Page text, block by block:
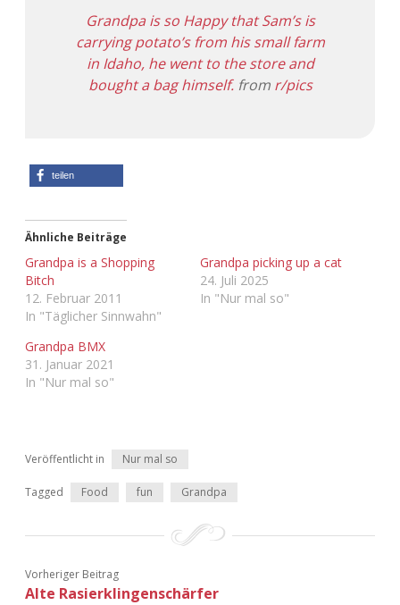
Täglicher Sinnwahn
Visuelles
Adventskalender 2012
Adventskalender 2013
Adventskalender 2018
Adventskalender 2019
Adventskalender 2022
Adventskalender 2023
Adventskalender 2024
Grandpa is so Happy that Sam’s is
carrying potato’s from his small farm
in Idaho, he went to the store and
bought a bag himself.from r/pics
teilen
Ähnliche Beiträge
Grandpa is a Shopping
Bitch
12. Februar 2011
In "Täglicher Sinnwahn"
Grandpa picking up a cat
24. Juli 2025
In "Nur mal so"
Grandpa BMX
31. Januar 2021
In "Nur mal so"
Veröffentlicht in Nur mal so
Tagged Food fun Grandpa
Vorheriger Beitrag
Alte Rasierklingenschärfer